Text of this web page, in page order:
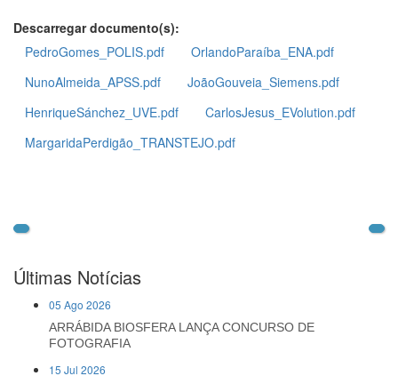
Descarregar documento(s):
PedroGomes_POLIS.pdf
OrlandoParaíba_ENA.pdf
NunoAlmeida_APSS.pdf
JoãoGouveia_Siemens.pdf
HenriqueSánchez_UVE.pdf
CarlosJesus_EVolution.pdf
MargaridaPerdigão_TRANSTEJO.pdf
Últimas Notícias
05 Ago 2026
ARRÁBIDA BIOSFERA LANÇA CONCURSO DE
FOTOGRAFIA
15 Jul 2026